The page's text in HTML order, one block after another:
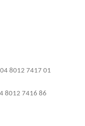
8012 7417 01
8012 7416 86